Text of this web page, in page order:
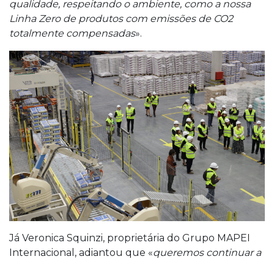
qualidade, respeitando o ambiente, como a nossa
Linha Zero de produtos com emissões de CO2
totalmente compensadas».
Já Veronica Squinzi, proprietária do Grupo MAPEI
Internacional, adiantou que «queremos continuar a